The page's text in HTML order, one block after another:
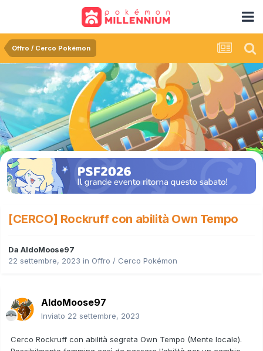
Offro / Cerco Pokémon
[CERCO] Rockruff con abilità Own Tempo
Da AldoMoose97
22 settembre, 2023 in Offro / Cerco Pokémon
AldoMoose97
Inviato 22 settembre, 2023
Cerco Rockruff con abilità segreta Own Tempo (Mente locale).